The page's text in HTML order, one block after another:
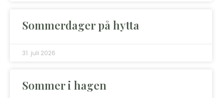
Sommerdager på hytta
31. juli 2026
Sommer i hagen